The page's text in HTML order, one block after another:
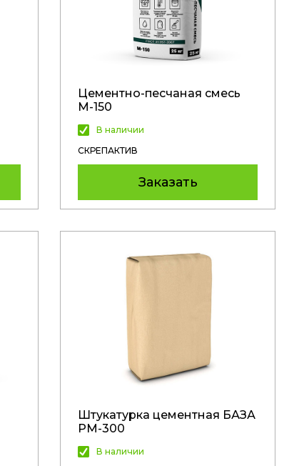
Цементно-песчаная смесь
М-150
В наличии
СКРЕПАКТИВ
Заказать
Штукатурка цементная БАЗА
РМ-300
В наличии